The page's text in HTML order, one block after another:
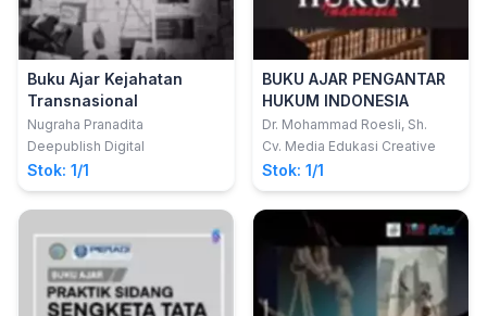
Buku Ajar Kejahatan
Transnasional
Nugraha Pranadita
Deepublish Digital
Stok: 1/1
BUKU AJAR PENGANTAR
HUKUM INDONESIA
Dr. Mohammad Roesli, Sh.
Cv. Media Edukasi Creative
Stok: 1/1